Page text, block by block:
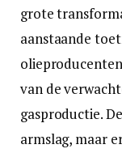
grote
aanstaande
van de
gasproductie.
armslag, maar